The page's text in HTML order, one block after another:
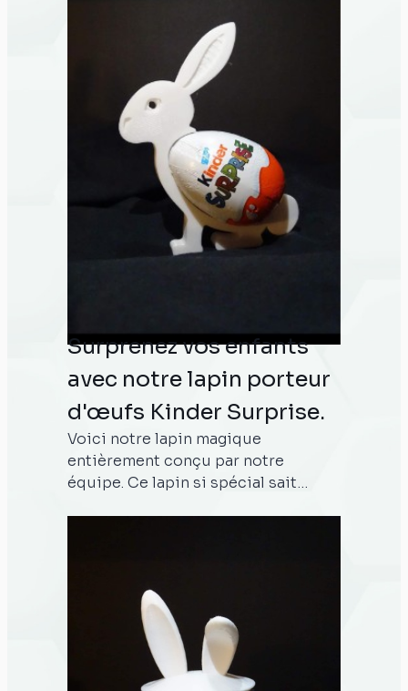
coque. Que ce soit pour un petit
déjeuner tranquille, un brunch ou
toute autre occasion, il ajoute une
touche de raffinement à votre table.
De plus, notre coquetier peut être
personnalisé selon vos préférences,
ajoutant ainsi une touche
personnelle à votre expérience
culinaire. Commandez dès
maintenant via notre boutique en
ligne pour découvrir notre
Surprenez vos enfants
avec notre lapin porteur
d'œufs Kinder Surprise.
Voici notre lapin magique
entièrement conçu par notre
équipe. Ce lapin si spécial sait
lapin adorable apportant avec lui un
délicieux œuf en chocolat prêt à
être découvert et dégusté. Ce lapin
est un petit cadeau idéal pour les
fêtes de Pâques. Offrez aux enfants